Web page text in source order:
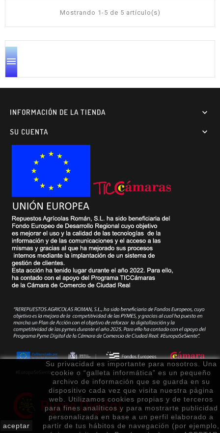
Mostrando 1-5 de 5 artículo(s)

INFORMACIÓN DE LA TIENDA 
SU CUENTA 
aceptar
Su privacidad es importante para nosotros. Una
cookie o “galleta informática” es un pequeño
archivo de información que se guarda en su
dispositivo cada vez que visita nuestra página
web. Utilizamos cookies propias y de terceros
para fines analíticos y para mostrarte publicidad
personalizada en base a un perfil elaborado a
partir de tus hábitos de navegación (por ejemplo,